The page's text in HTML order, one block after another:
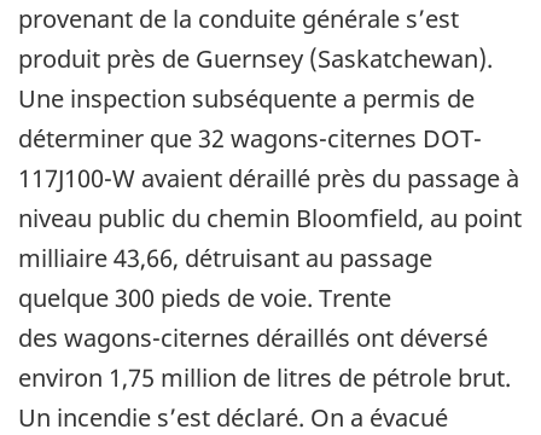
provenant de la conduite générale s’est
produit près de Guernsey (Saskatchewan).
Une inspection subséquente a permis de
déterminer que 32 wagons-citernes DOT-
117J100-W avaient déraillé près du passage à
niveau public du chemin Bloomfield, au point
milliaire 43,66, détruisant au passage
quelque 300 pieds de voie. Trente
des wagons-citernes déraillés ont déversé
environ 1,75 million de litres de pétrole brut.
Un incendie s’est déclaré. On a évacué